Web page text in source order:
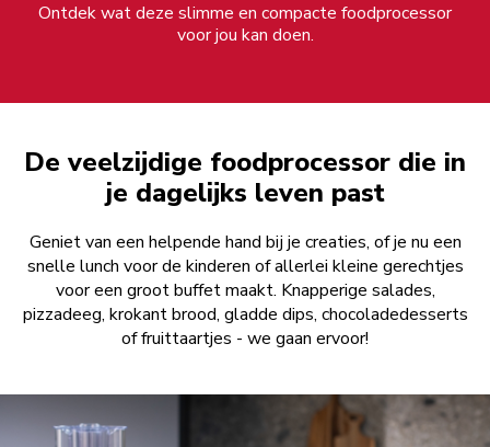
Ontdek wat deze slimme en compacte foodprocessor
voor jou kan doen.
De veelzijdige foodprocessor die in
je dagelijks leven past
Geniet van een helpende hand bij je creaties, of je nu een
snelle lunch voor de kinderen of allerlei kleine gerechtjes
voor een groot buffet maakt. Knapperige salades,
pizzadeeg, krokant brood, gladde dips, chocoladedesserts
of fruittaartjes - we gaan ervoor!